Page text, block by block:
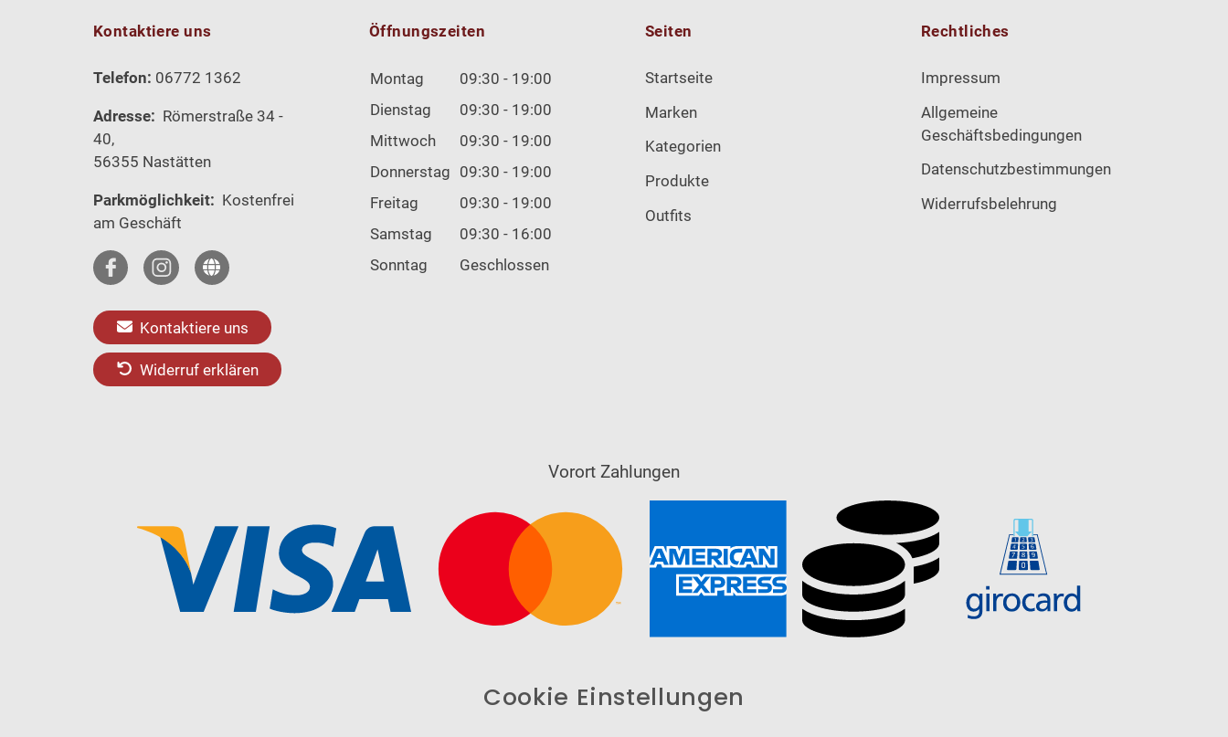
Kontaktiere uns
Telefon: 06772 1362
Adresse: Römerstraße 34 -
40,
56355 Nastätten
Parkmöglichkeit: Kostenfrei
am Geschäft
Kontaktiere uns
Widerruf erklären
Öffnungszeiten
Montag
09:30 - 19:00
Dienstag
09:30 - 19:00
Mittwoch
09:30 - 19:00
Donnerstag 09:30 - 19:00
Freitag
09:30 - 19:00
Samstag
09:30 - 16:00
Sonntag
Geschlossen
Seiten
Startseite
Marken
Kategorien
Produkte
Outfits
Rechtliches
Impressum
Allgemeine
Geschäftsbedingungen
Datenschutzbestimmungen
Widerrufsbelehrung
Vorort Zahlungen
Cookie Einstellungen